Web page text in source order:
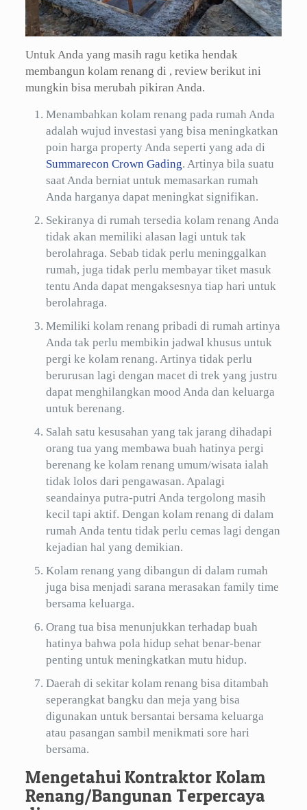
Untuk Anda yang masih ragu ketika hendak
membangun kolam renang di , review berikut ini
mungkin bisa merubah pikiran Anda.
Menambahkan kolam renang pada rumah Anda
adalah wujud investasi yang bisa meningkatkan
poin harga property Anda seperti yang ada di
Summarecon Crown Gading. Artinya bila suatu
saat Anda berniat untuk memasarkan rumah
Anda harganya dapat meningkat signifikan.
Sekiranya di rumah tersedia kolam renang Anda
tidak akan memiliki alasan lagi untuk tak
berolahraga. Sebab tidak perlu meninggalkan
rumah, juga tidak perlu membayar tiket masuk
tentu Anda dapat mengaksesnya tiap hari untuk
berolahraga.
Memiliki kolam renang pribadi di rumah artinya
Anda tak perlu membikin jadwal khusus untuk
pergi ke kolam renang. Artinya tidak perlu
berurusan lagi dengan macet di trek yang justru
dapat menghilangkan mood Anda dan keluarga
untuk berenang.
Salah satu kesusahan yang tak jarang dihadapi
orang tua yang membawa buah hatinya pergi
berenang ke kolam renang umum/wisata ialah
tidak lolos dari pengawasan. Apalagi
seandainya putra-putri Anda tergolong masih
kecil tapi aktif. Dengan kolam renang di dalam
rumah Anda tentu tidak perlu cemas lagi dengan
kejadian hal yang demikian.
Kolam renang yang dibangun di dalam rumah
juga bisa menjadi sarana merasakan family time
bersama keluarga.
Orang tua bisa menunjukkan terhadap buah
hatinya bahwa pola hidup sehat benar-benar
penting untuk meningkatkan mutu hidup.
Daerah di sekitar kolam renang bisa ditambah
seperangkat bangku dan meja yang bisa
digunakan untuk bersantai bersama keluarga
atau pasangan sambil menikmati sore hari
bersama.
Mengetahui Kontraktor Kolam
Renang/Bangunan Terpercaya